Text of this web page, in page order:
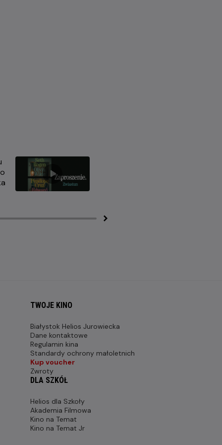
TWOJE KINO
Białystok Helios Jurowiecka
Dane kontaktowe
Regulamin kina
Standardy ochrony małoletnich
Kup voucher
Zwroty
DLA SZKÓŁ
Helios dla Szkoły
Akademia Filmowa
Kino na Temat
Kino na Temat Jr